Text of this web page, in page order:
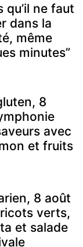
qu’il ne faut
dans la
même
minutes”
8
avec
et fruits
8 août
verts,
et salade